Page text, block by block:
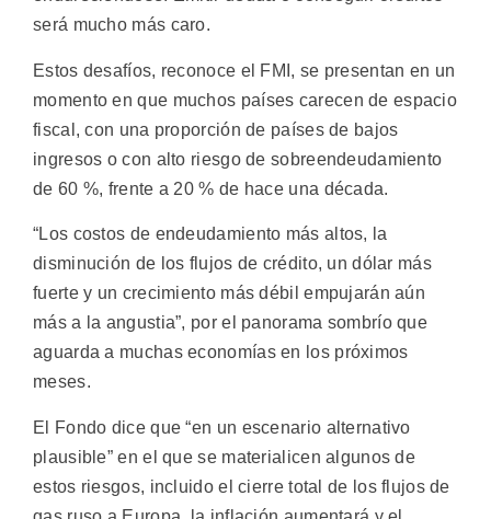
será mucho más caro.
Estos desafíos, reconoce el FMI, se presentan en un
momento en que muchos países carecen de espacio
fiscal, con una proporción de países de bajos
ingresos o con alto riesgo de sobreendeudamiento
de 60 %, frente a 20 % de hace una década.
“Los costos de endeudamiento más altos, la
disminución de los flujos de crédito, un dólar más
fuerte y un crecimiento más débil empujarán aún
más a la angustia”, por el panorama sombrío que
aguarda a muchas economías en los próximos
meses.
El Fondo dice que “en un escenario alternativo
plausible” en el que se materialicen algunos de
estos riesgos, incluido el cierre total de los flujos de